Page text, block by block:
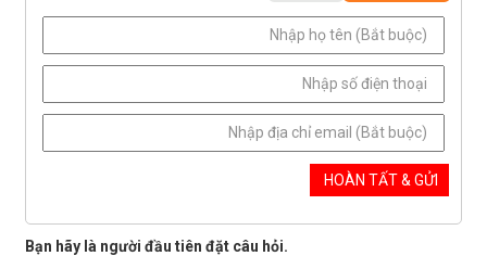
Bạn hãy là người đầu tiên đặt câu hỏi.